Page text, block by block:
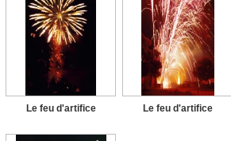
Le feu d'artifice Le feu d'artifice